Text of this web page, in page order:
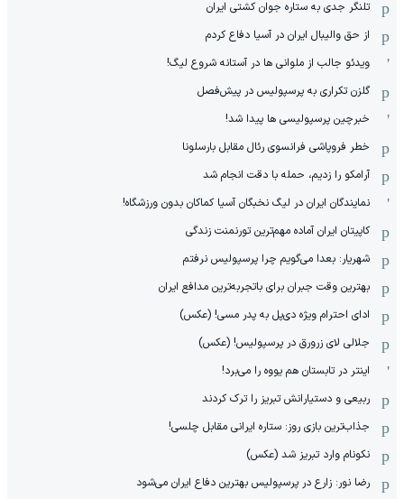
تلنگر جدی به ستاره جوان کشتی ایران
از حق والیبال ایران در آسیا دفاع کردم
ویدئو جالب از ملوانی ها در آستانه شروع لیگ!
گلزن تکراری به پرسپولیس در پیش‌فصل
خبرچین پرسپولیسی ها پیدا شد!
خطر فروپاشی فرانسوی رئال مقابل بارسلونا
آرامکو را زدیم، حمله با دقت انجام شد
نمایندگان ایران در لیگ نخبگان آسیا کماکان بدون ورزشگاه!
کاپیتان ایران آماده مهم‌ترین تورنمنت زندگی
شهریار: بعدا می‌گویم چرا پرسپولیس نرفتم
بهترین وقت جبران برای باتجربه‌ترین مدافع ایران
ادای احترام ویژه دی‌پل به پدر مسی! (عکس)
جلالی لای زرورق در پرسپولیس! (عکس)
اینتر در تابستان هم یووه را می‌برد!
ربیعی و دستیارانش تبریز را ترک کردند
جذاب‌ترین بازی روز: ستاره ایرانی مقابل چلسی!
نکونام وارد تبریز شد (عکس)
رضا نور: زارع در پرسپولیس بهترین دفاع ایران می‌شود